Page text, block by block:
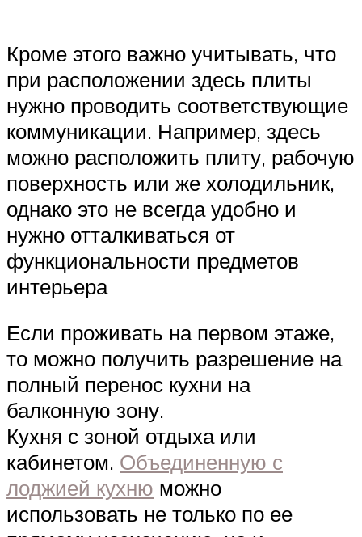
Кроме этого важно учитывать, что
при расположении здесь плиты
нужно проводить соответствующие
коммуникации. Например, здесь
можно расположить плиту, рабочую
поверхность или же холодильник,
однако это не всегда удобно и
нужно отталкиваться от
функциональности предметов
интерьера
Если проживать на первом этаже,
то можно получить разрешение на
полный перенос кухни на
балконную зону.
Кухня с зоной отдыха или
кабинетом. Объединенную с
лоджией кухню можно
использовать не только по ее